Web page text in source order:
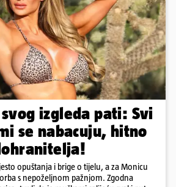
svog izgleda pati: Svi
se nabacuju, hitno
opuštanja i brige o tijelu, a za Monicu
s nepoželjnom pažnjom. Zgodna